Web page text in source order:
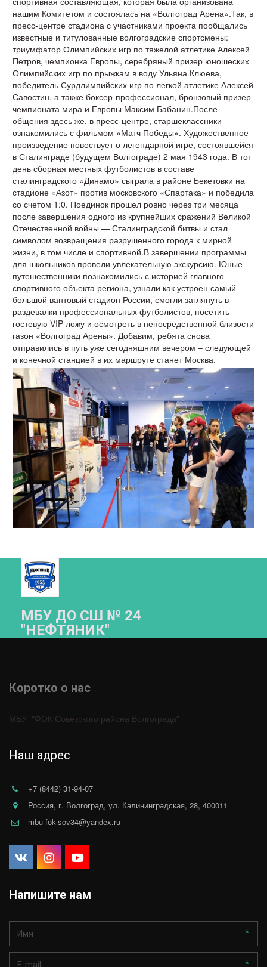
нашим Комитетом и состоялась на «Волгоград Арена».Так, в
пресс-центре стадиона с участниками проекта пообщались
известные и титулованные волгоградские спортсмены:
триумфатор Олимпийских игр по тяжелой атлетике Алексей
Петров, чемпионка Европы, серебряный призер юношеских
Олимпийских игр по прыжкам в воду Ульяна Клюева,
победитель Сурдлимпийских игр по легкой атлетике Алексей
Савостин, а также боксер-профессионал, бронзовый призер
чемпионата мира и Европы Максим Бабанин.После
общения здесь же, в пресс-центре, старшеклассники
ознакомились с фильмом «Матч Победы». Художественное
произведение повествует о легендарной игре, состоявшейся
в Сталинграде (будущем Волгограде) 2 мая 1943 года. В тот
день сборная местных футболистов в составе
сталинградского «Динамо» сыграла в районе Бекетовки на
стадионе «Азот» против московского «Спартака» и победила
со счетом 1:0. Поединок прошел ровно через три месяца
после завершения одного из крупнейших сражений Великой
Отечественной войны — Сталинградской битвы и стал
символом возвращения разрушенного города к мирной
жизни, в том числе и спортивной.В завершении программы
для школьников провели увлекательную экскурсию. Юные
путешественники познакомились с историей главного
спортивного объекта региона, узнали как устроен самый
большой вантовый стадион России, смогли заглянуть в
раздевалки профессиональных футболистов, посетить
гостевую VIP-ложу и осмотреть в непосредственной близости
газон «Волгоград Арены». Добавим, ребята снова
отправились в путь уже сегодняшним вечером – следующей
и конечной станцией в их маршруте станет Москва.
МБУ ДО СШ № 24
"НЕФТЯНИК"­­
Коротко о нас
МБУ  "ФОК Советского района Волгограда"
Наш адрес
+7 (8442) 31-94-07
Россия, г. Волгоград, ул. Калининградская, 28, 400011
mbu-fok-sov34@yandex.ru
Напишите нам
*
*